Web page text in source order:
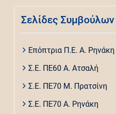
Σελίδες Συμβούλων
Επόπτρια Π.Ε. Α. Ρηνάκη
Σ.Ε. ΠΕ60 Α. Ατσαλή
Σ.Ε. ΠΕ70 Μ. Πρατσίνη
Σ.Ε. ΠΕ70 Α. Ρηνάκη